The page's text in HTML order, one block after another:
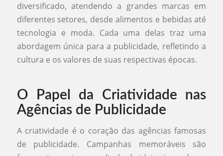
diversificado, atendendo a grandes marcas em
diferentes setores, desde alimentos e bebidas até
tecnologia e moda. Cada uma delas traz uma
abordagem única para a publicidade, refletindo a
cultura e os valores de suas respectivas épocas.
O Papel da Criatividade nas
Agências de Publicidade
A criatividade é o coração das agências famosas
de publicidade. Campanhas memoráveis são